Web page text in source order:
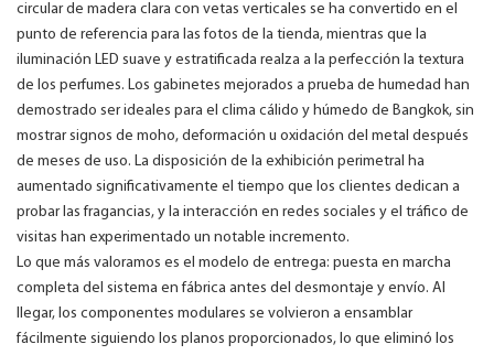
circular de madera clara con vetas verticales se ha convertido en el
punto de referencia para las fotos de la tienda, mientras que la
iluminación LED suave y estratificada realza a la perfección la textura
de los perfumes. Los gabinetes mejorados a prueba de humedad han
demostrado ser ideales para el clima cálido y húmedo de Bangkok, sin
mostrar signos de moho, deformación u oxidación del metal después
de meses de uso. La disposición de la exhibición perimetral ha
aumentado significativamente el tiempo que los clientes dedican a
probar las fragancias, y la interacción en redes sociales y el tráfico de
visitas han experimentado un notable incremento.
Lo que más valoramos es el modelo de entrega: puesta en marcha
completa del sistema en fábrica antes del desmontaje y envío. Al
llegar, los componentes modulares se volvieron a ensamblar
fácilmente siguiendo los planos proporcionados, lo que eliminó los